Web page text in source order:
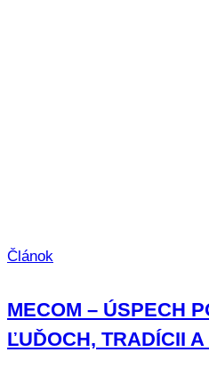
Článok
MECOM – ÚSPECH
ĽUĎOCH, TRADÍCII